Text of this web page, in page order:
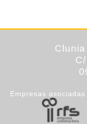
Clunia
Empresas asociadas